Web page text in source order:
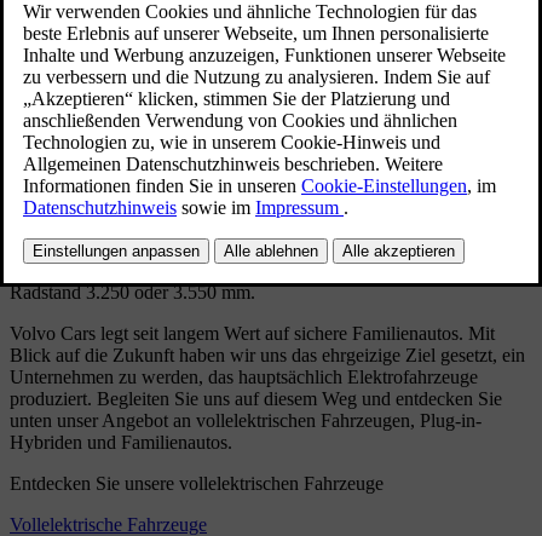
Technische Daten
Modell: PV801-10
Varianten: PV 800 Chassis PV 801 (Taxi mit Glastrennscheibe) PV
802 (Taxi ohne Glastrennscheibe) PV 810 Chassis, verlängert
Hergestellt: PV801-10: 1938 - 1947 PV821-4: 1947 - 1948
Stückzahl: PV801-10: 1,848 PV821-4: 800
Karosserie: Taxi oder Fahrgestell für Sonderaufbauten.
Motor: Reihen-6-Zylinder-Seitenventile; 3.670 cm³; 84,14x110
Millimeter; 84, 86 oder 90 PS
Schalthebel an der Lenksäule (1946-48).
Bremsen: Hydraulikbremsen an allen Rädern. Abmessungen:
Radstand 3.250 oder 3.550 mm.
Volvo Cars legt seit langem Wert auf sichere Familienautos. Mit
Blick auf die Zukunft haben wir uns das ehrgeizige Ziel gesetzt, ein
Unternehmen zu werden, das hauptsächlich Elektrofahrzeuge
produziert. Begleiten Sie uns auf diesem Weg und entdecken Sie
unten unser Angebot an vollelektrischen Fahrzeugen, Plug-in-
Hybriden und Familienautos.
Entdecken Sie unsere vollelektrischen Fahrzeuge
Vollelektrische Fahrzeuge